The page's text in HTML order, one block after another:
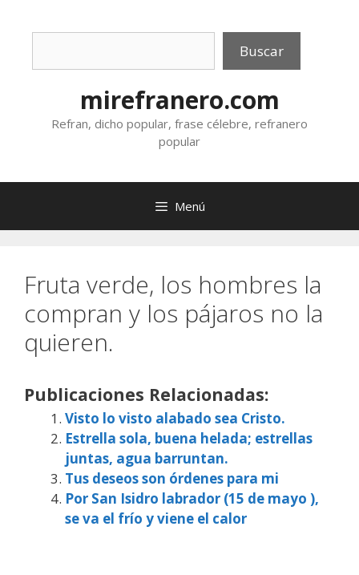
Buscar
mirefranero.com
Refran, dicho popular, frase célebre, refranero
popular
Menú
Fruta verde, los hombres la
compran y los pájaros no la
quieren.
Publicaciones Relacionadas:
Visto lo visto alabado sea Cristo.
Estrella sola, buena helada; estrellas
juntas, agua barruntan.
Tus deseos son órdenes para mi
Por San Isidro labrador (15 de mayo ),
se va el frío y viene el calor